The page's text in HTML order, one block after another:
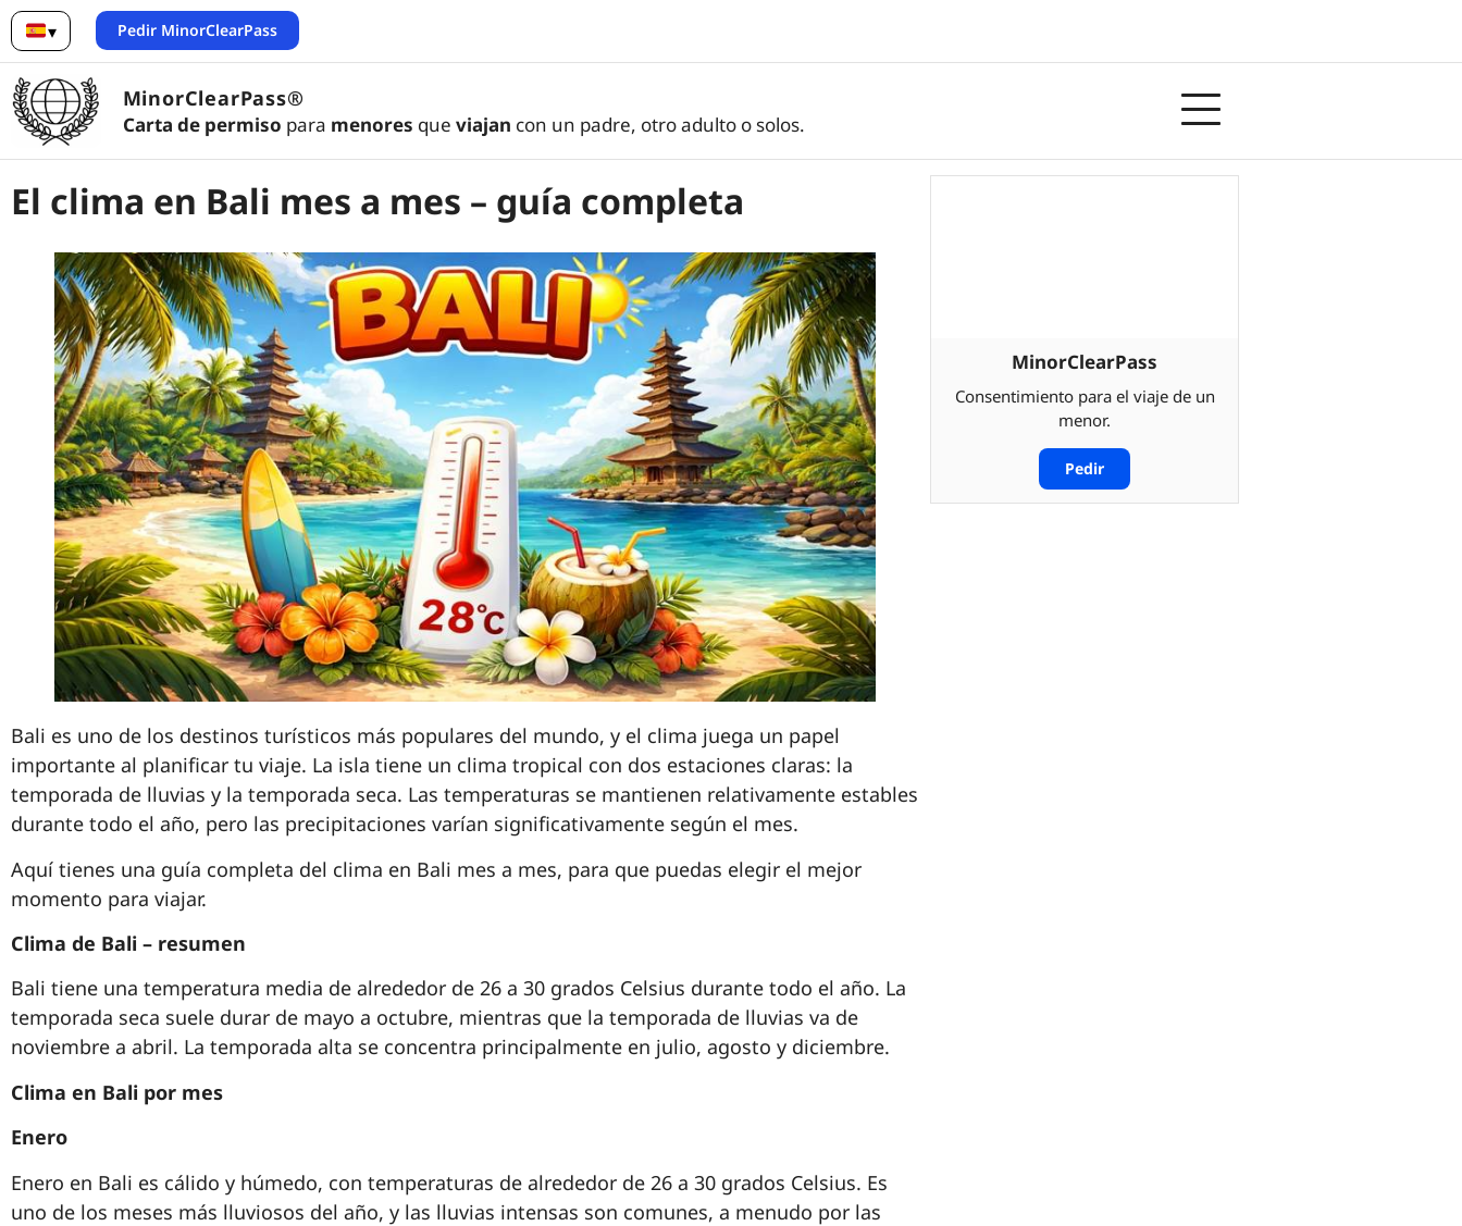
▾
Español
Pedir MinorClearPass
MinorClearPass®
Carta de permiso para menores que viajan con un padre, otro adulto o solos.
El clima en Bali mes a mes – guía completa
Bali es uno de los destinos turísticos más populares del mundo, y el clima juega un papel
importante al planificar tu viaje. La isla tiene un clima tropical con dos estaciones claras: la
temporada de lluvias y la temporada seca. Las temperaturas se mantienen relativamente estables
durante todo el año, pero las precipitaciones varían significativamente según el mes.
Aquí tienes una guía completa del clima en Bali mes a mes, para que puedas elegir el mejor
momento para viajar.
Clima de Bali – resumen
Bali tiene una temperatura media de alrededor de 26 a 30 grados Celsius durante todo el año. La
temporada seca suele durar de mayo a octubre, mientras que la temporada de lluvias va de
noviembre a abril. La temporada alta se concentra principalmente en julio, agosto y diciembre.
Clima en Bali por mes
Enero
Enero en Bali es cálido y húmedo, con temperaturas de alrededor de 26 a 30 grados Celsius. Es
uno de los meses más lluviosos del año, y las lluvias intensas son comunes, a menudo por las
MinorClearPass
Consentimiento para el viaje de un
menor.
Pedir